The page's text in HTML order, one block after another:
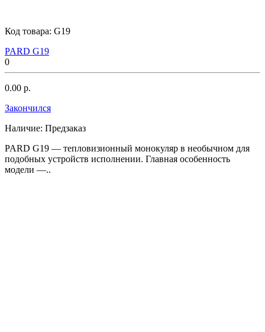
Код товара: G19
PARD G19
0
0.00 р.
Закончился
Наличие: Предзаказ
PARD G19 — тепловизионный монокуляр в необычном для
подобных устройств исполнении. Главная особенность
модели —..